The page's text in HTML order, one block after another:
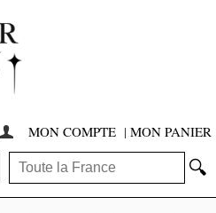
 MON COMPTE | MON PANIER
🔍